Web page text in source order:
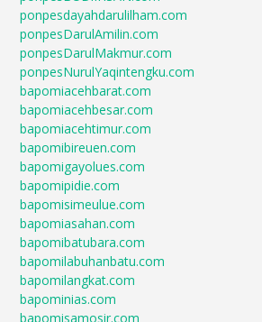
ponpesdayahdarulilham.com
ponpesDarulAmilin.com
ponpesDarulMakmur.com
ponpesNurulYaqintengku.com
bapomiacehbarat.com
bapomiacehbesar.com
bapomiacehtimur.com
bapomibireuen.com
bapomigayolues.com
bapomipidie.com
bapomisimeulue.com
bapomiasahan.com
bapomibatubara.com
bapomilabuhanbatu.com
bapomilangkat.com
bapominias.com
bapomisamosir.com